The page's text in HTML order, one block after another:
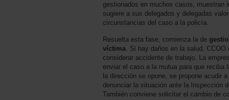
gestionados en muchos casos, muestran
sugiere a sus delegados y delegadas
circunstancias del caso a la policía.
Resuelta esta fase, comienza la de
víctima. Si hay daños en la salud,
considerar accidente de trabajo. La
enviar el caso a la mutua para que reciba
la dirección se opone, se propone acudir
denunciar la situación ante la Inspección
También conviene solicitar el cambio de